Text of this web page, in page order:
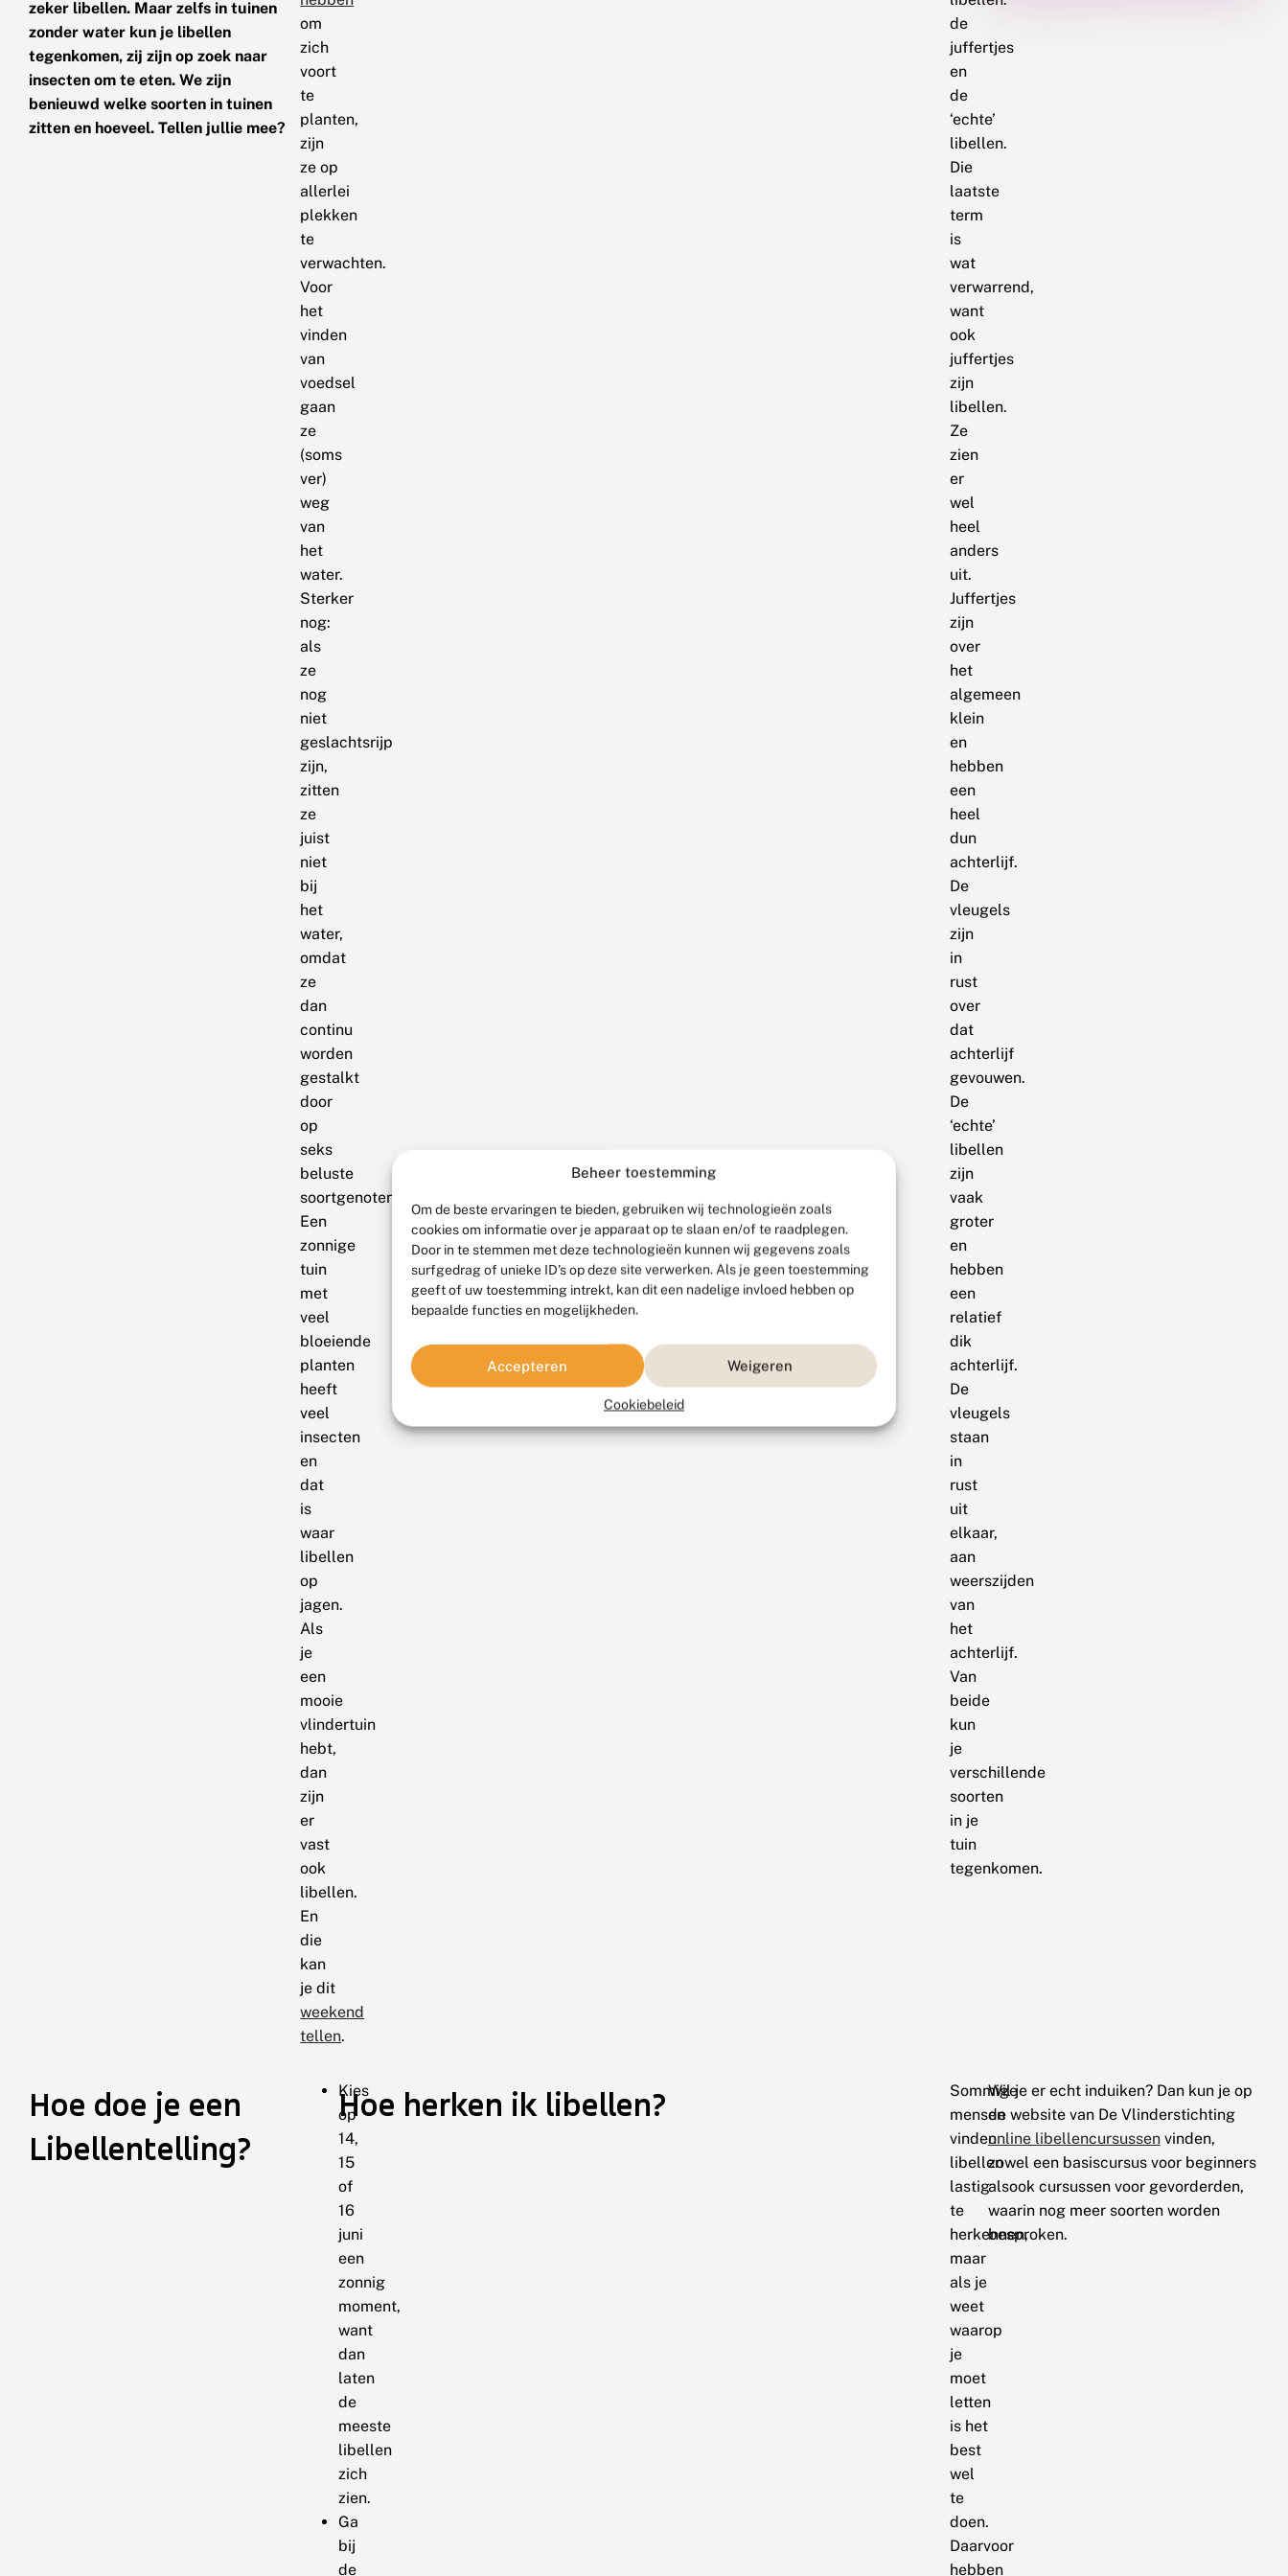
Beheer toestemming
Om de beste ervaringen te bieden, gebruiken wij technologieën zoals
cookies om informatie over je apparaat op te slaan en/of te raadplegen.
Door in te stemmen met deze technologieën kunnen wij gegevens zoals
surfgedrag of unieke ID's op deze site verwerken. Als je geen toestemming
geeft of uw toestemming intrekt, kan dit een nadelige invloed hebben op
bepaalde functies en mogelijkheden.
Accepteren Weigeren
Cookiebeleid
zeker libellen. Maar zelfs in tuinen
zonder water kun je libellen
tegenkomen, zij zijn op zoek naar
insecten om te eten. We zijn
benieuwd welke soorten in tuinen
zitten en hoeveel. Tellen jullie mee?
om
zich
voort
te
planten,
zijn
ze op
allerlei
plekken
te
verwachten.
Voor
het
vinden
van
voedsel
gaan
ze
(soms
ver)
weg
van
het
water.
Sterker
nog:
als
ze
nog
niet
geslachtsrijp
zijn,
zitten
ze
juist
niet
bij
het
water,
omdat
ze
dan
continu
worden
gestalkt
door
op
seks
beluste
soortgenoten.
Een
zonnige
tuin
met
veel
bloeiende
planten
heeft
veel
insecten
en
dat
is
waar
libellen
op
jagen.
Als
je
een
mooie
vlindertuin
hebt,
dan
zijn
er
vast
ook
libellen.
En
die
kan
je dit
weekend
tellen.
de
juffertjes
en
de
‘echte’
libellen.
Die
laatste
term
is
wat
verwarrend,
want
ook
juffertjes
zijn
libellen.
Ze
zien
er
wel
heel
anders
uit.
Juffertjes
zijn
over
het
algemeen
klein
en
hebben
een
heel
dun
achterlijf.
De
vleugels
zijn
in
rust
over
dat
achterlijf
gevouwen.
De
‘echte’
libellen
zijn
vaak
groter
en
hebben
een
relatief
dik
achterlijf.
De
vleugels
staan
in
rust
uit
elkaar,
aan
weerszijden
van
het
achterlijf.
Van
beide
kun
je
verschillende
soorten
in je
tuin
tegenkomen.
Hoe doe je een
Libellentelling?
Kies
op
14,
15
of
16
juni
een
zonnig
moment,
want
dan
laten
de
meeste
libellen
zich
zien.
Ga
bij
de
Hoe herken ik libellen?
Sommige
mensen
vinden
libellen
lastig
te
herkennen,
maar
als je
weet
waarop
je
moet
letten
is het
best
wel
te
doen.
Daarvoor
hebben
Wil je er echt induiken? Dan kun je op
de website van De Vlinderstichting
online libellencursussenvinden,
zowel een basiscursus voor beginners
alsook cursussen voor gevorderden,
waarin nog meer soorten worden
besproken.